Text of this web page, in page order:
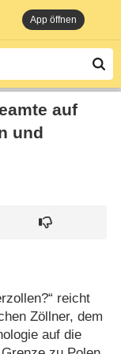
App öffnen
auf
und
reicht
Zöllner, dem
auf die